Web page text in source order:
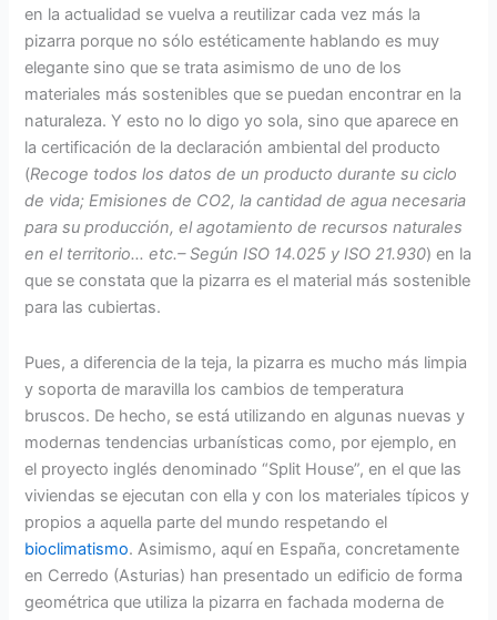
en la actualidad se vuelva a reutilizar cada vez más la
pizarra porque no sólo estéticamente hablando es muy
elegante sino que se trata asimismo de uno de los
materiales más sostenibles que se puedan encontrar en la
naturaleza. Y esto no lo digo yo sola, sino que aparece en
la certificación de la declaración ambiental del producto
(Recoge todos los datos de un producto durante su ciclo
de vida; Emisiones de CO2, la cantidad de agua necesaria
para su producción, el agotamiento de recursos naturales
en el territorio… etc.– Según ISO 14.025 y ISO 21.930) en la
que se constata que la pizarra es el material más sostenible
para las cubiertas.
Pues, a diferencia de la teja, la pizarra es mucho más limpia
y soporta de maravilla los cambios de temperatura
bruscos. De hecho, se está utilizando en algunas nuevas y
modernas tendencias urbanísticas como, por ejemplo, en
el proyecto inglés denominado “Split House”, en el que las
viviendas se ejecutan con ella y con los materiales típicos y
propios a aquella parte del mundo respetando el
bioclimatismo. Asimismo, aquí en España, concretamente
en Cerredo (Asturias) han presentado un edificio de forma
geométrica que utiliza la pizarra en fachada moderna de